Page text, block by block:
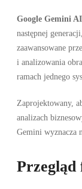
Google AI
•
Link
•
Google Gemini AI
następnej
zaawansowane
i analizowania
ramach jednego
Zaprojektowany,
analizach
Gemini wyznacza
Przegląd